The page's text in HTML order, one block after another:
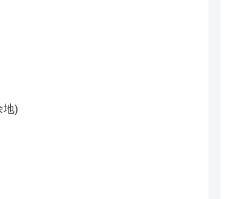
地)